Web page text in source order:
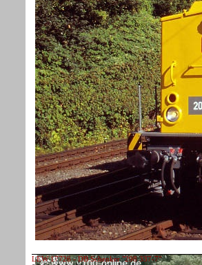
LEW 17726 - DB Schenker "298 337-7"